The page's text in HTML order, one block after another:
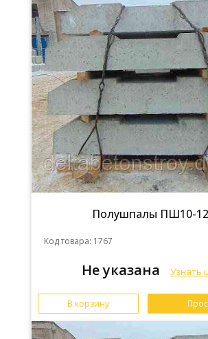
Полушпалы ПШ10-
Код товара: 1767
Не указана Узнать
В корзину